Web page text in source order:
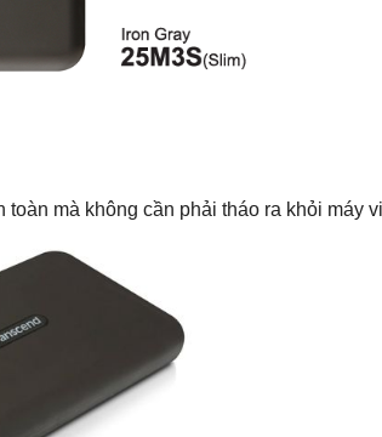
mà không cần phải tháo ra khỏi máy